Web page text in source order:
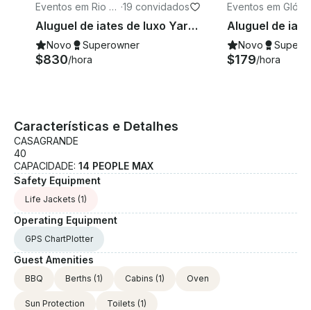
Eventos em Rio d
e Janeiro
·19 convidados
Aluguel de iates de luxo Yara Prestige de 60 pés no Rio
Novo Superowner
$830/hora
Eventos em Glória
Novo
$179/hora
Características e Detalhes
CASAGRANDE
40
CAPACIDADE: 14 PEOPLE MAX
Safety Equipment
Life Jackets (1)
Operating Equipment
GPS ChartPlotter
Guest Amenities
BBQ Berths (1) Cabins (1) Oven
Sun Protection Toilets (1)